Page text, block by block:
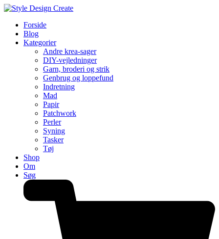
Forside
Blog
Kategorier
Andre krea-sager
DIY-vejledninger
Garn, broderi og strik
Genbrug og loppefund
Indretning
Mad
Papir
Patchwork
Perler
Syning
Tasker
Tøj
Shop
Om
Søg